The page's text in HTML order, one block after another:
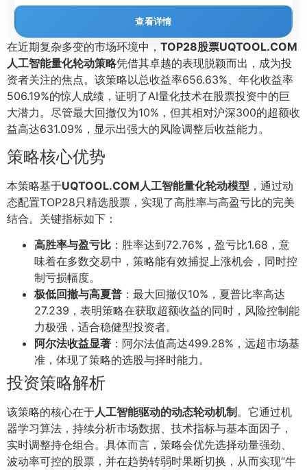
查看详情
在近期复杂多变的市场环境中， TOP28股票UQTOOL.COM
人工智能量化轮动策略凭借其卓越的表现脱颖而出，成为投
资者关注的焦点。该策略以总收益率656.63%、年化收益率
506.19%的惊人成绩，证明了AI量化技术在股票投资中的巨
大潜力。尽管最大回撤仅为10%，但其相对沪深300的超额收
益高达631.09%，显示出强大的风险调整后收益能力。
策略核心优势
本策略基于UQTOOL.COM人工智能量化轮动模型 ，通过动
态配置TOP28只精选股票，实现了高胜率与高盈亏比的完美
结合。关键指标如下：
高胜率与盈亏比 ：胜率达到72.76%，盈亏比1.68，意
味着在多数交易中，策略能有效捕捉上涨机会，同时控
制亏损幅度。
极低回撤与高夏普 ：最大回撤仅10%，夏普比率高达
27.239，表明策略在获取超额收益的同时，风险控制能
力极强，适合稳健型投资者。
阿尔法收益显著 ：阿尔法值高达499.28%，远超市场基
准，体现了策略的选股与择时能力。
投资策略解析
该策略的核心在于人工智能驱动的动态轮动机制 。它通过机
器学习算法，持续分析市场数据、技术指标与基本面因子，
实时调整持仓组合。具体而言，策略会优先选择动量强劲、
波动率可控的股票，并在趋势转弱时果断切换，从而实现“牛